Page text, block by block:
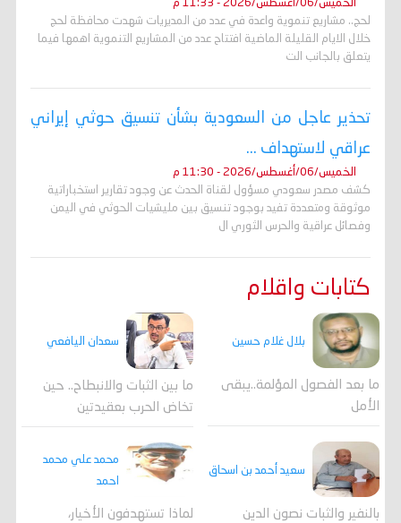
الخميس/06/أغسطس/2026 - 11:33 م
لحج.. مشاريع تنموية واعدة في عدد من المديريات شهدت محافظة لحج
خلال الايام القليلة الماضية افتتاح عدد من المشاريع التنموية اهمها فيما
يتعلق بالجانب الت
تحذير عاجل من السعودية بشأن تنسيق حوثي إيراني
عراقي لاستهداف ...
الخميس/06/أغسطس/2026 - 11:30 م
كشف مصدر سعودي مسؤول لقناة الحدث عن وجود تقارير استخباراتية
موثوقة ومتعددة تفيد بوجود تنسيق بين مليشيات الحوثي في اليمن
وفصائل عراقية والحرس الثوري ال
كتابات واقلام
بلال غلام حسين
ما بعد الفصول المؤلمة..يبقى
الأمل
سعدان اليافعي
ما بين الثبات والانبطاح.. حين
تخاض الحرب بعقيدتين
سعيد أحمد بن اسحاق
بالنفير والثبات نصون الدين
محمد علي محمد
احمد
لماذا تستهدفون الأخيار،